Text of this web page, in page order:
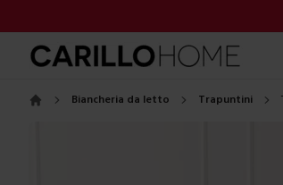
Biancheria da letto Trapuntini